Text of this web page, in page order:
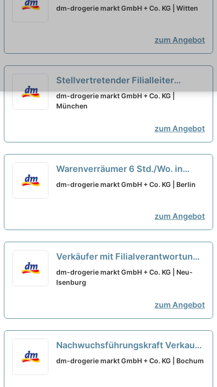
37,5 Std./Wo. im Großraum
dm-drogerie markt GmbH + Co. KG | Witten
zum Angebot
Stellvertretender Filialleiter
(m/w/d) neu
dm-drogerie markt GmbH + Co. KG |
München
zum Angebot
Warenverräumer 6 Std./Wo. in
07356 Bad Lobenstein (w/m/d) neu
dm-drogerie markt GmbH + Co. KG | Berlin
zum Angebot
Verkäufer mit Filialverantwortung
30 Std./Wo. in 65527
Niedernhausen (w/m/d)
dm-drogerie markt GmbH + Co. KG | Neu-
Isenburg
zum Angebot
Nachwuchsführungskraft Verkauf
37,5 Std./Wo. im Großraum
dm-drogerie markt GmbH + Co. KG | Bochum